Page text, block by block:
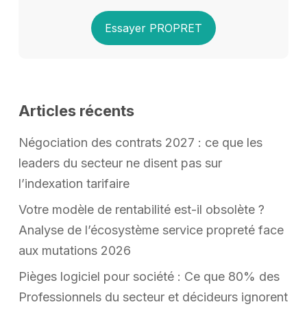
Essayer PROPRET
Articles récents
Négociation des contrats 2027 : ce que les
leaders du secteur ne disent pas sur
l’indexation tarifaire
Votre modèle de rentabilité est-il obsolète ?
Analyse de l’écosystème service propreté face
aux mutations 2026
Pièges logiciel pour société : Ce que 80% des
Professionnels du secteur et décideurs ignorent